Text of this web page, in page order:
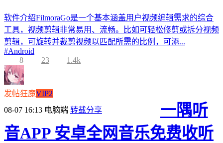
软件介绍FilmoraGo是一个基本涵盖用户视频编辑需求的综合
工具，视频剪辑非常易用、流畅。比如可轻松修剪或拆分视频
剪辑，可旋转并裁剪视频以匹配所需的比例，可添...
#Android
8
23 1.4k
发帖狂魔VIP2
08-07 16:13 电脑端 转载分享
一隅听
音APP 安卓全网音乐免费收听